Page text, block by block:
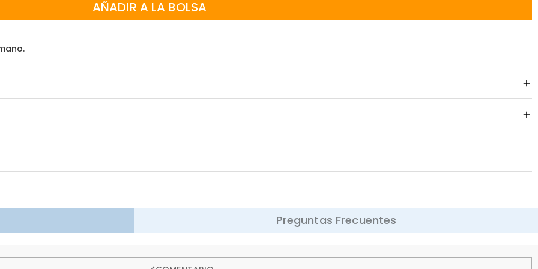
AÑADIR A LA BOLSA
Preguntas Frecuentes